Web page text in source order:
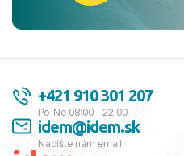
+421 910 301 207
Po-Ne 08:00 - 22:00
idem@idem.sk
Napíšte nám email